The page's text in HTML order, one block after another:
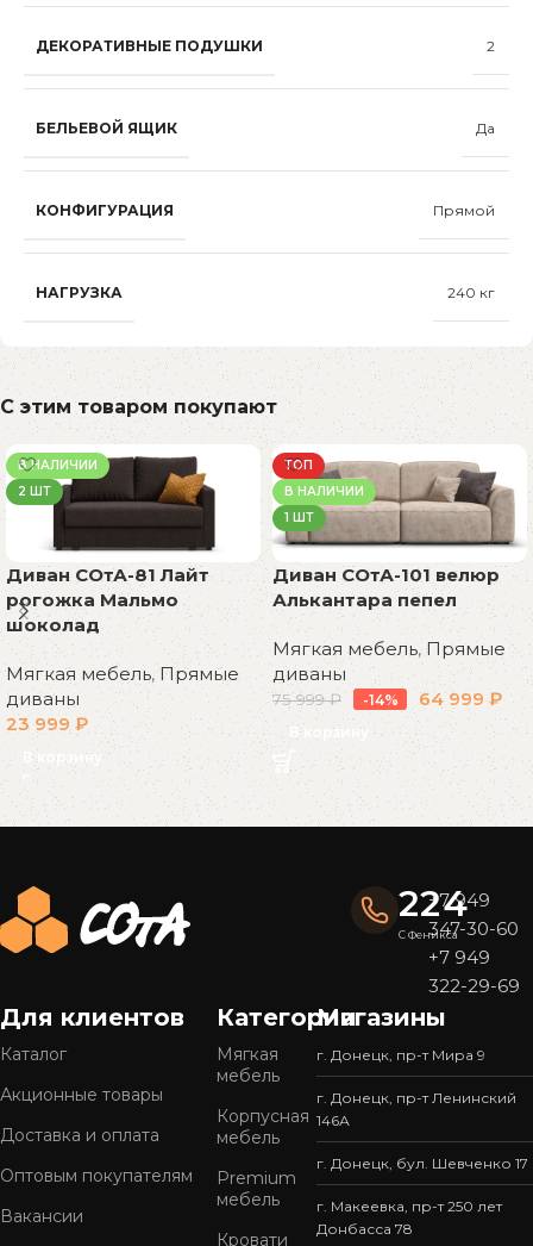
ДЕКОРАТИВНЫЕ ПОДУШКИ 2
БЕЛЬЕВОЙ ЯЩИК Да
КОНФИГУРАЦИЯ Прямой
НАГРУЗКА 240 кг
С этим товаром покупают
В НАЛИЧИИ
2 ШТ
Диван СОтА-81 Лайт
рогожка Мальмо
шоколад
Мягкая мебель,Прямые
диваны
23 999 ₽
В корзину
ТОП
В НАЛИЧИИ
1 ШТ
Диван СОтА-101 велюр
Алькантара пепел
Мягкая мебель,Прямые
диваны
75 999₽ -14% 64 999₽
В корзину
Read More
224
С Феникса
+7 949
347-30-60
+7 949
322-29-69
Для клиентов
Каталог
Акционные товары
Доставка и оплата
Оптовым покупателям
Вакансии
Категории
Мягкая
мебель
Корпусная
мебель
Premium
мебель
Кровати
Магазины
г. Донецк, пр-т Мира 9
г. Донецк, пр-т Ленинский
146А
г. Донецк, бул. Шевченко 17
г. Макеевка, пр-т 250 лет
Донбасса 78